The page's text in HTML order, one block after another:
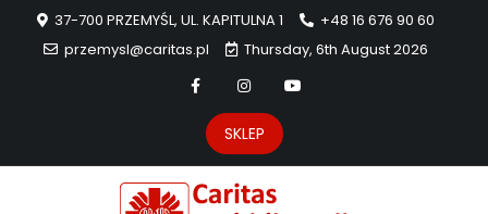
37-700 PRZEMYŚL, UL. KAPITULNA 1
+48 16 676 90 60
przemysl@caritas.pl
Thursday, 6th August 2026
SKLEP